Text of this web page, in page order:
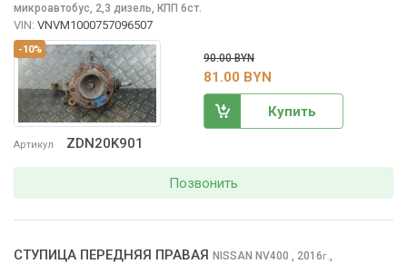
-10%
Артикул ZDN20K901
микроавтобус, 2,3 дизель, КПП 6ст.
VIN: VNVM1000757096507
90.00 BYN
81.00 BYN
Купить
Позвонить
СТУПИЦА ПЕРЕДНЯЯ ПРАВАЯ NISSAN NV400 , 2016г.,